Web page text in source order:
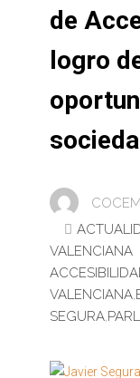
de
logro
VALENCIANA
VALENCIANA,
SEGURA,